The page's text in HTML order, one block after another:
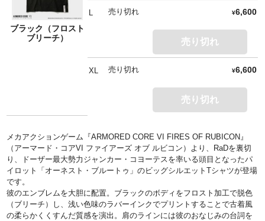
ブラック（フロスト
ブリーチ）
売り切れ ¥6,600
売り切れ
XL 売り切れ ¥6,600
売り切れ
メカアクションゲーム『ARMORED CORE VI FIRES OF RUBICON』
（アーマード・コアVI ファイアーズ オブ ルビコン）より、RaDを裏切
り、ドーザー最大勢力ジャンカー・コヨーテスを率いる頭目となったパ
イロット「オーネスト・ブルートゥ」のビッグシルエットTシャツが登場
です。
彼のエンブレムを大胆に配置。ブラックのボディをフロスト加工で脱色
（ブリーチ）し、浅い色味のラバーインクでプリントすることで古着風
の柔らかくくすんだ質感を演出。肩のラインには彼のおなじみの台詞を